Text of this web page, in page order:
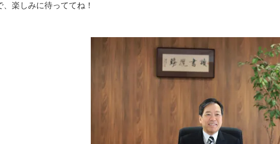
、楽しみに待っててね！